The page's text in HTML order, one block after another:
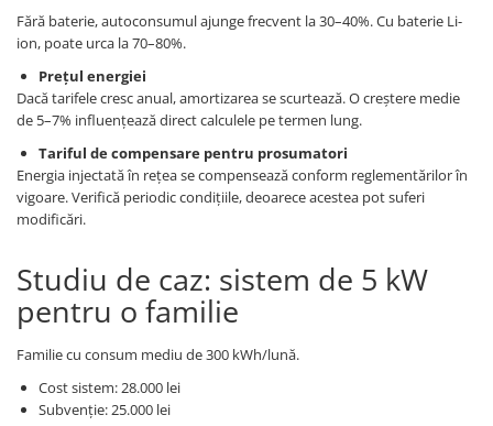
Fără baterie, autoconsumul ajunge frecvent la 30–40%. Cu baterie Li-
ion, poate urca la 70–80%.
Prețul energiei
Dacă tarifele cresc anual, amortizarea se scurtează. O creștere medie
de 5–7% influențează direct calculele pe termen lung.
Tariful de compensare pentru prosumatori
Energia injectată în rețea se compensează conform reglementărilor în
vigoare. Verifică periodic condițiile, deoarece acestea pot suferi
modificări.
Studiu de caz: sistem de 5 kW
pentru o familie
Familie cu consum mediu de 300 kWh/lună.
Cost sistem: 28.000 lei
Subvenție: 25.000 lei